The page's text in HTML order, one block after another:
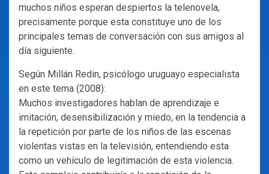
muchos niños esperan despiertos la telenovela,
precisamente porque esta constituye uno de los
principales temas de conversación con sus amigos al
día siguiente.
Según Millán Redin, psicólogo uruguayo especialista
en este tema (2008):
Muchos investigadores hablan de aprendizaje e
imitación, desensibilización y miedo, en la tendencia a
la repetición por parte de los niños de las escenas
violentas vistas en la televisión, entendiendo esta
como un vehículo de legitimación de esta violencia.